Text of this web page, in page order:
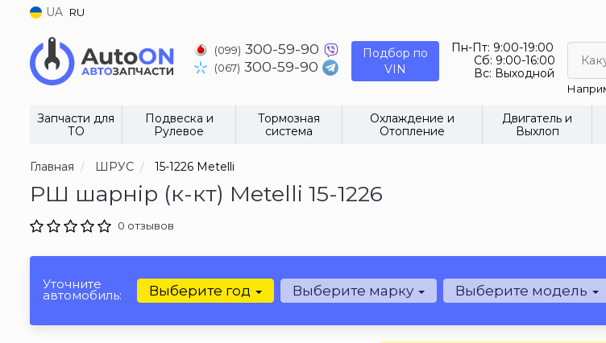
UA RU
(099) 300-59-90
(067) 300-59-90
Подбор по
VIN
Пн-Пт: 9:00-19:00
Сб: 9:00-16:00
Вс: Выходной
Запчасти для
ТО
Подвеска и
Рулевое
Тормозная
система
Охлаждение и
Отопление
Двигатель и
Выхлоп
Главная ШРУС 15-1226 Metelli
РШ шарнір (к-кт) Metelli 15-1226
0 отзывов
Уточните
автомобиль: Выберите год Выберите марку Выберите модель